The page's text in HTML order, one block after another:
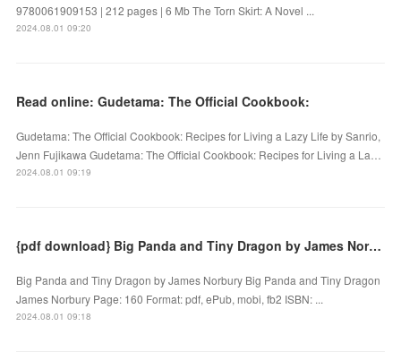
9780061909153 | 212 pages | 6 Mb The Torn Skirt: A Novel ...
2024.08.01 09:20
Read online: Gudetama: The Official Cookbook:
Gudetama: The Official Cookbook: Recipes for Living a Lazy Life by Sanrio,
Jenn Fujikawa Gudetama: The Official Cookbook: Recipes for Living a La…
2024.08.01 09:19
{pdf download} Big Panda and Tiny Dragon by James Norbury
Big Panda and Tiny Dragon by James Norbury Big Panda and Tiny Dragon
James Norbury Page: 160 Format: pdf, ePub, mobi, fb2 ISBN: ...
2024.08.01 09:18